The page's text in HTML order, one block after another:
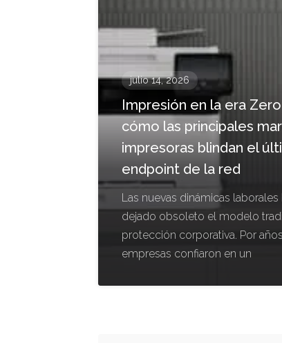
julio 14, 2026
Impresión en la era
cómo las principales
impresoras blindan el
endpoint de la red
Las nuevas dinámicas laborales
dejado obsoleto el modelo
protección corporativa. Por
empresas confiaron en un